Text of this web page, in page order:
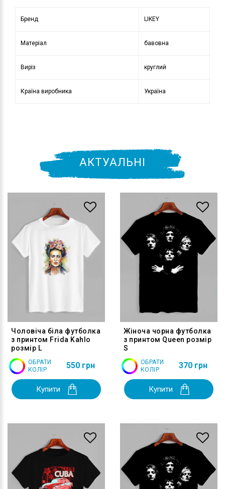
Бренд LIKEY
Матеріал бавовна
Виріз круглий
Країна виробника Україна
АКТУАЛЬНІ
Чоловіча біла футболка
з принтом Frida Kahlo
розмір L
ОБРАТИ
КОЛІР
550 грн
Купити
Жіноча чорна футболка
з принтом Queen розмір
S
ОБРАТИ
КОЛІР
370 грн
Купити